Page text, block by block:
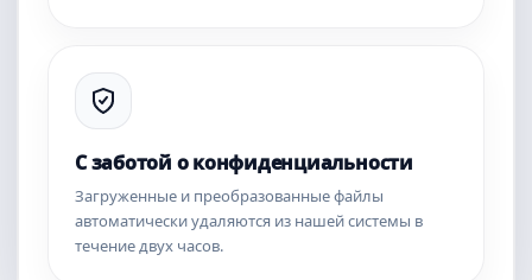
С заботой о конфиденциальности
Загруженные и преобразованные файлы
автоматически удаляются из нашей системы в
течение двух часов.